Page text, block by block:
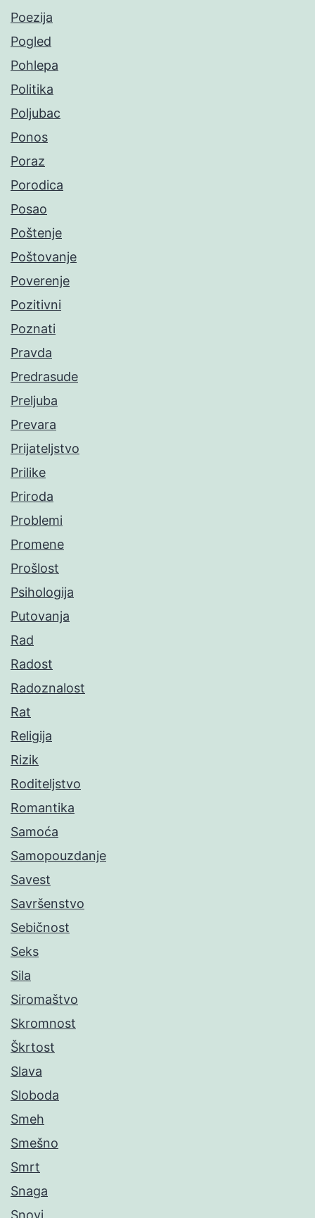
Poezija
Pogled
Pohlepa
Politika
Poljubac
Ponos
Poraz
Porodica
Posao
Poštenje
Poštovanje
Poverenje
Pozitivni
Poznati
Pravda
Predrasude
Preljuba
Prevara
Prijateljstvo
Prilike
Priroda
Problemi
Promene
Prošlost
Psihologija
Putovanja
Rad
Radost
Radoznalost
Rat
Religija
Rizik
Roditeljstvo
Romantika
Samoća
Samopouzdanje
Savest
Savršenstvo
Sebičnost
Seks
Sila
Siromaštvo
Skromnost
Škrtost
Slava
Sloboda
Smeh
Smešno
Smrt
Snaga